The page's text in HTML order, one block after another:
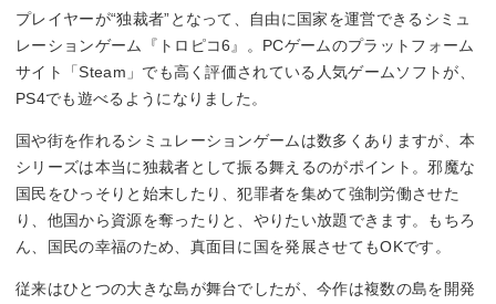
プレイヤーが“独裁者”となって、自由に国家を運営できるシミュ
レーションゲーム『トロピコ6』。PCゲームのプラットフォーム
サイト「Steam」でも高く評価されている人気ゲームソフトが、
PS4でも遊べるようになりました。
国や街を作れるシミュレーションゲームは数多くありますが、本
シリーズは本当に独裁者として振る舞えるのがポイント。邪魔な
国民をひっそりと始末したり、犯罪者を集めて強制労働させた
り、他国から資源を奪ったりと、やりたい放題できます。もちろ
ん、国民の幸福のため、真面目に国を発展させてもOKです。
従来はひとつの大きな島が舞台でしたが、今作は複数の島を開発